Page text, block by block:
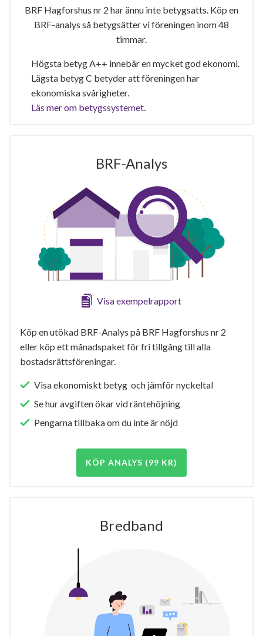
BRF Hagforshus nr 2 har ännu inte betygsatts. Köp en
BRF-analys så betygsätter vi föreningen inom 48
timmar.
Högsta betyg A++ innebär en mycket god ekonomi.
Lägsta betyg C betyder att föreningen har
ekonomiska svårigheter.
Läs mer om betygssystemet.
BRF-Analys
Visa exempelrapport
Köp en utökad BRF-Analys på BRF Hagforshus nr 2
eller köp ett månadspaket för fri tillgång till alla
bostadsrättsföreningar.
Visa ekonomiskt betyg och jämför nyckeltal
Se hur avgiften ökar vid räntehöjning
Pengarna tillbaka om du inte är nöjd
KÖP ANALYS (99 KR)
Bredband